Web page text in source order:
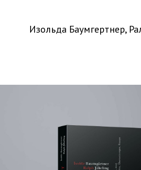
Изольда Баумгертнер,